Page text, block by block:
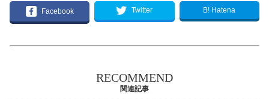
Facebook Twitter B! Hatena
RECOMMEND
関連記事